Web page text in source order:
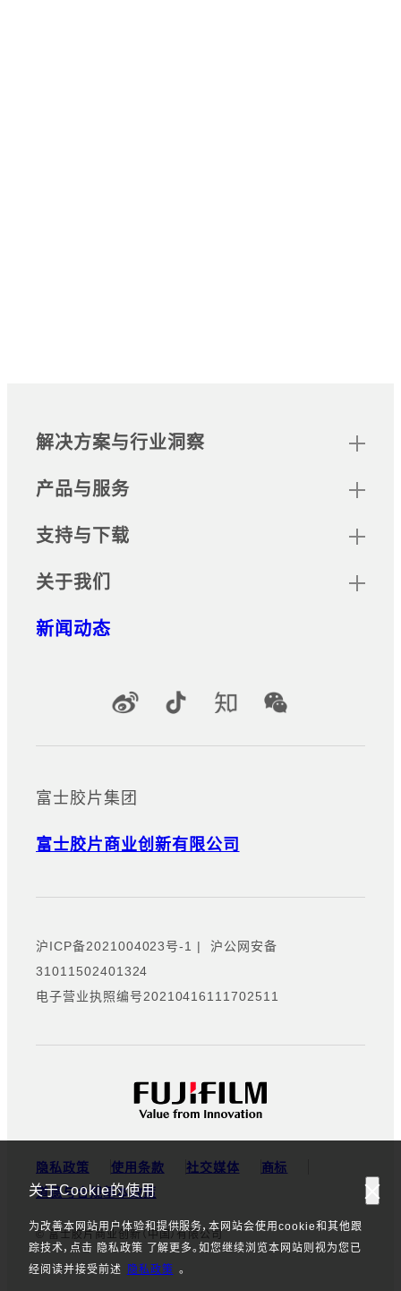
关于Cookie的使用
为改善本网站用户体验和提供服务，本网站会使用cookie和其他跟
踪技术，点击 隐私政策 了解更多。如您继续浏览本网站则视为您已
经阅读并接受前述
隐私政策 。
Footer
网站地图
解决方案与行业洞察
产品与服务
支持与下载
关于我们
新闻动态
官方社交媒体账号
富士胶片集团
富士胶片商业创新有限公司
沪ICP备2021004023号-1 |沪公网安备
31011502401324
电子营业执照编号20210416111702511
隐私政策 使用条款 社交媒体
商标
道德与合规基本政策
© 富士胶片商业创新（中国）有限公司